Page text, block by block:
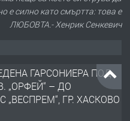
е силно като смъртта: това е
ЛЮБОВТА.- Хенрик Сенкевич
ГАРСОНИЕРА ПОД
„ОРФЕЙ“ – ДО
„ВЕСПРЕМ“, ГР. ХАСКОВО